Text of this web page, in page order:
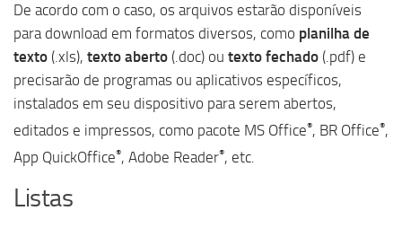
De acordo com o caso, os arquivos estarão disponíveis
para download em formatos diversos, como planilha de
texto (.xls), texto aberto (.doc) ou texto fechado (.pdf) e
precisarão de programas ou aplicativos específicos,
instalados em seu dispositivo para serem abertos,
editados e impressos, como pacote MS Office®, BR Office®,
App QuickOffice®, Adobe Reader®, etc.
Listas